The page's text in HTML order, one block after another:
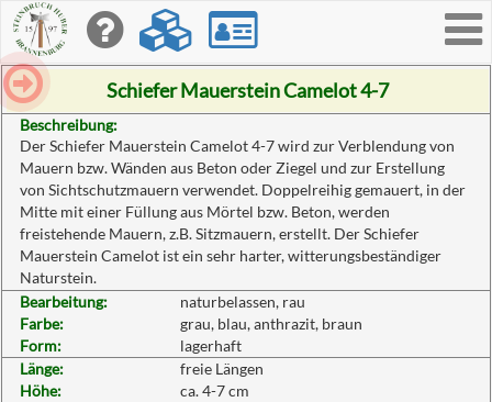
Schiefer Mauerstein Camelot 4-7
Beschreibung:
Der Schiefer Mauerstein Camelot 4-7 wird zur Verblendung von
Mauern bzw. Wänden aus Beton oder Ziegel und zur Erstellung
von Sichtschutzmauern verwendet. Doppelreihig gemauert, in der
Mitte mit einer Füllung aus Mörtel bzw. Beton, werden
freistehende Mauern, z.B. Sitzmauern, erstellt. Der Schiefer
Mauerstein Camelot ist ein sehr harter, witterungsbeständiger
Naturstein.
Bearbeitung:
naturbelassen, rau
Farbe:
grau, blau, anthrazit, braun
Form:
lagerhaft
Länge:
freie Längen
Höhe:
ca. 4-7 cm